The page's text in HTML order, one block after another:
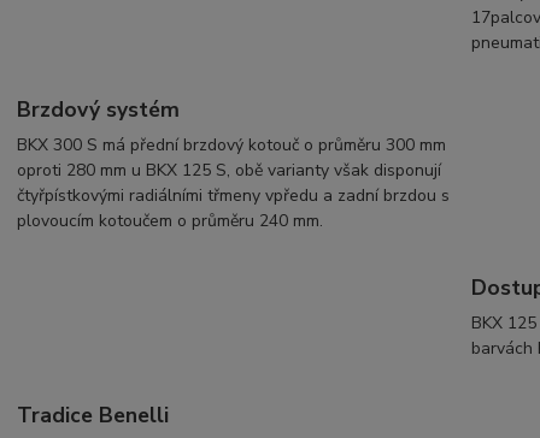
Brzdový systém
BKX 300 S má přední brzdový kotouč o průměru 300 mm
oproti 280 mm u BKX 125 S, obě varianty však disponují
čtyřpístkovými radiálními třmeny vpředu a zadní brzdou s
plovoucím kotoučem o průměru 240 mm.
BKX
barvách
Tradice Benelli